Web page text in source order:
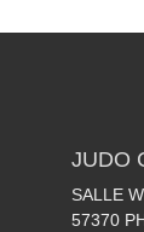
JUDO
SALLE
57370